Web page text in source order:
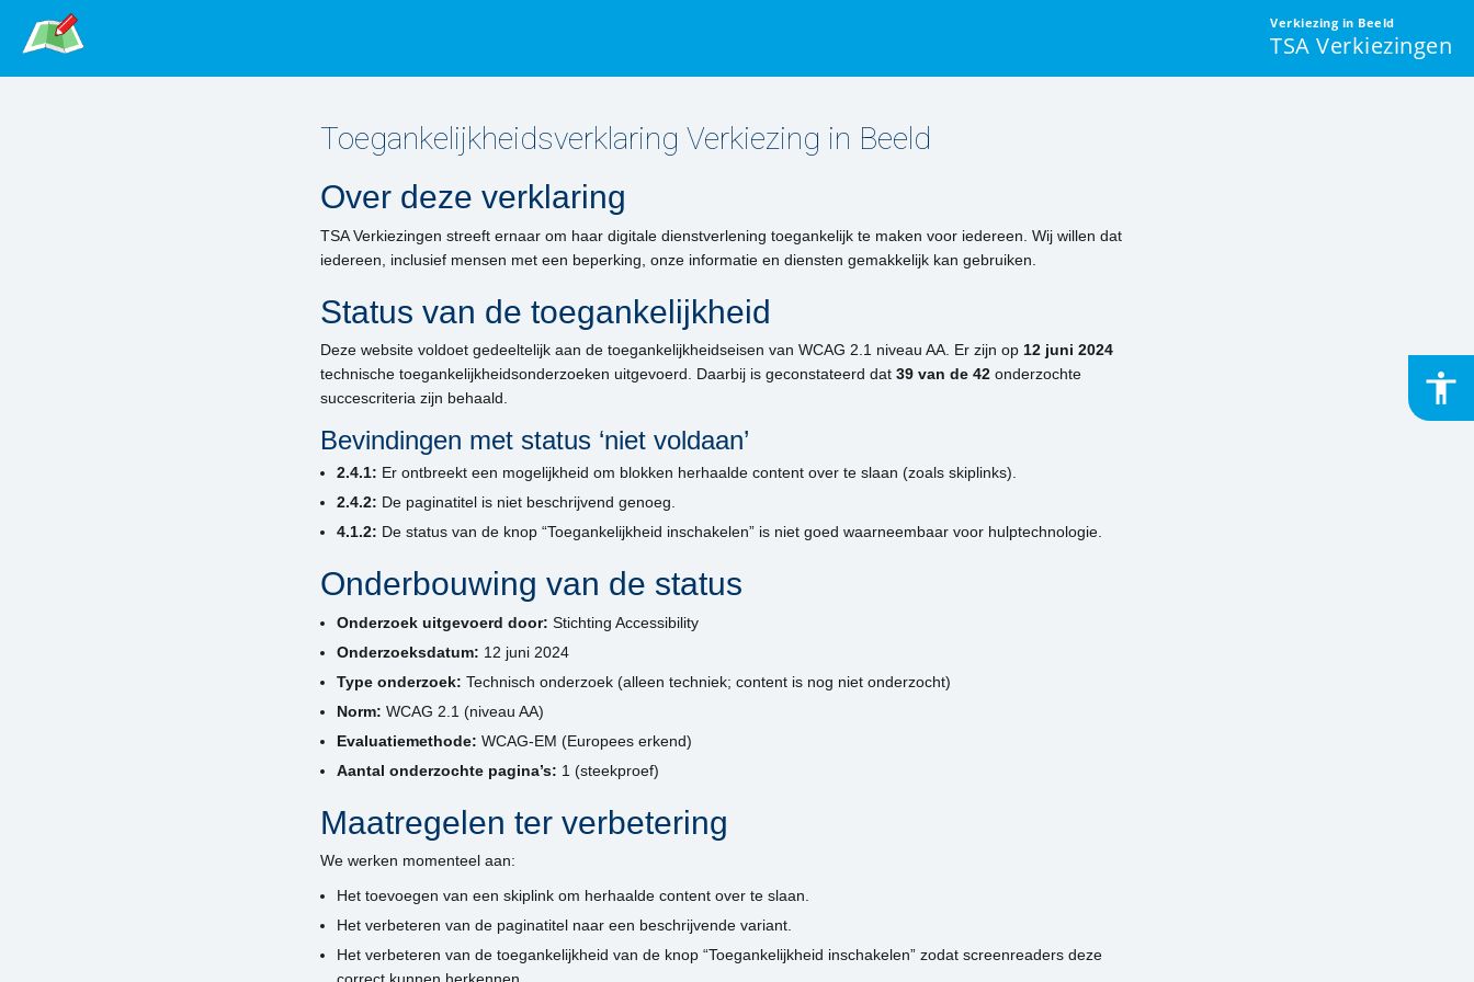
Verkiezing in Beeld
TSA Verkiezingen
accessibility
is
Toegankelijkheidsverklaring Verkiezing in Beeld
Over deze verklaring
TSA Verkiezingen streeft ernaar om haar digitale dienstverlening toegankelijk te maken voor iedereen. Wij willen dat
iedereen, inclusief mensen met een beperking, onze informatie en diensten gemakkelijk kan gebruiken.
Status van de toegankelijkheid
Deze website voldoet gedeeltelijk aan de toegankelijkheidseisen van WCAG 2.1 niveau AA. Er zijn op 12 juni 2024
technische toegankelijkheidsonderzoeken uitgevoerd. Daarbij is geconstateerd dat 39 van de 42 onderzochte
succescriteria zijn behaald.
Bevindingen met status ‘niet voldaan’
2.4.1: Er ontbreekt een mogelijkheid om blokken herhaalde content over te slaan (zoals skiplinks).
2.4.2: De paginatitel is niet beschrijvend genoeg.
4.1.2: De status van de knop “Toegankelijkheid inschakelen” is niet goed waarneembaar voor hulptechnologie.
Onderbouwing van de status
Onderzoek uitgevoerd door: Stichting Accessibility
Onderzoeksdatum: 12 juni 2024
Type onderzoek: Technisch onderzoek (alleen techniek; content is nog niet onderzocht)
Norm: WCAG 2.1 (niveau AA)
Evaluatiemethode: WCAG-EM (Europees erkend)
Aantal onderzochte pagina’s: 1 (steekproef)
Maatregelen ter verbetering
We werken momenteel aan:
Het toevoegen van een skiplink om herhaalde content over te slaan.
Het verbeteren van de paginatitel naar een beschrijvende variant.
Het verbeteren van de toegankelijkheid van de knop “Toegankelijkheid inschakelen” zodat screenreaders deze